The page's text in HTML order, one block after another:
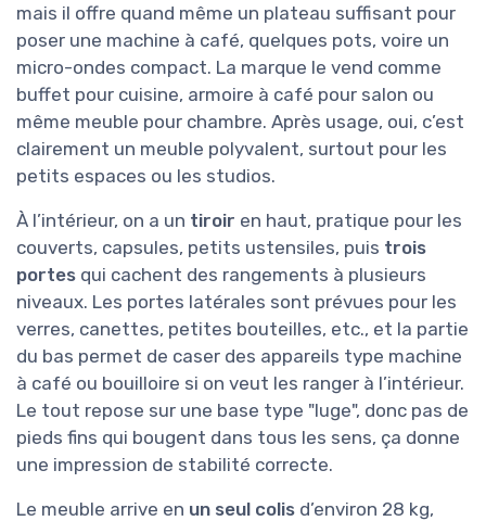
mais il offre quand même un plateau suffisant pour
poser une machine à café, quelques pots, voire un
micro-ondes compact. La marque le vend comme
buffet pour cuisine, armoire à café pour salon ou
même meuble pour chambre. Après usage, oui, c’est
clairement un meuble polyvalent, surtout pour les
petits espaces ou les studios.
À l’intérieur, on a un tiroir en haut, pratique pour les
couverts, capsules, petits ustensiles, puis trois
portes qui cachent des rangements à plusieurs
niveaux. Les portes latérales sont prévues pour les
verres, canettes, petites bouteilles, etc., et la partie
du bas permet de caser des appareils type machine
à café ou bouilloire si on veut les ranger à l’intérieur.
Le tout repose sur une base type "luge", donc pas de
pieds fins qui bougent dans tous les sens, ça donne
une impression de stabilité correcte.
Le meuble arrive en un seul colis d’environ 28 kg,